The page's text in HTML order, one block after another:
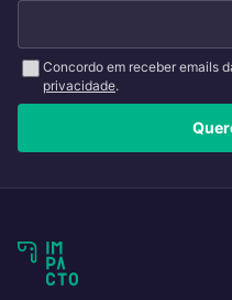
Concordo em receber emails
privacidade.